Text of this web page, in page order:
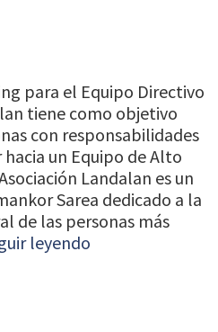
para el Equipo Directivo
tiene como objetivo
con responsabilidades
un Equipo de Alto
Landalan es un
Sarea dedicado a la
de las personas más
leyendo